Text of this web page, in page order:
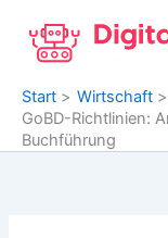
Inhalt
springen
Start
Wirtschaft
GoBD-Richtlinien:
Buchführung